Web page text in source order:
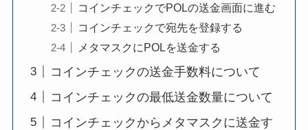
コインチェックでPOLの送金画面に進む
コインチェックで宛先を登録する
メタマスクにPOLを送金する
コインチェックの送金手数料について
コインチェックの最低送金数量について
コインチェックからメタマスクに送金す